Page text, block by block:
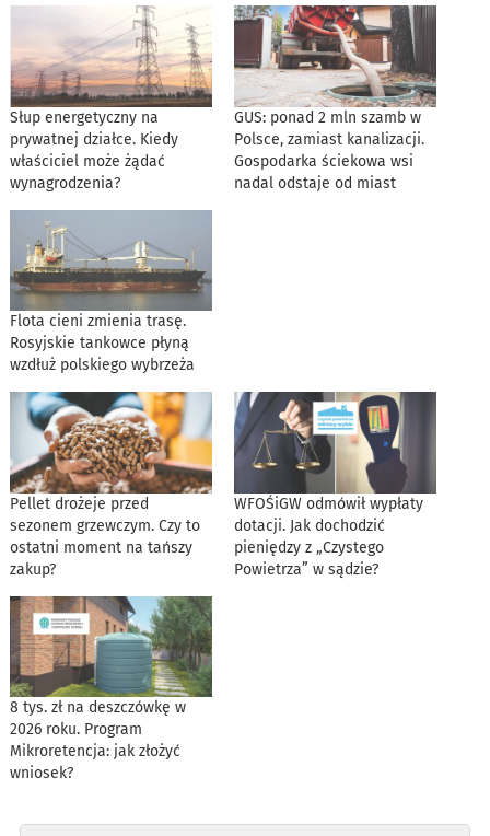
Słup energetyczny na
prywatnej działce. Kiedy
właściciel może żądać
wynagrodzenia?
GUS: ponad 2 mln szamb w
Polsce, zamiast kanalizacji.
Gospodarka ściekowa wsi
nadal odstaje od miast
Flota cieni zmienia trasę.
Rosyjskie tankowce płyną
wzdłuż polskiego wybrzeża
Pellet drożeje przed
sezonem grzewczym. Czy to
ostatni moment na tańszy
zakup?
WFOŚiGW odmówił wypłaty
dotacji. Jak dochodzić
pieniędzy z „Czystego
Powietrza” w sądzie?
8 tys. zł na deszczówkę w
2026 roku. Program
Mikroretencja: jak złożyć
wniosek?